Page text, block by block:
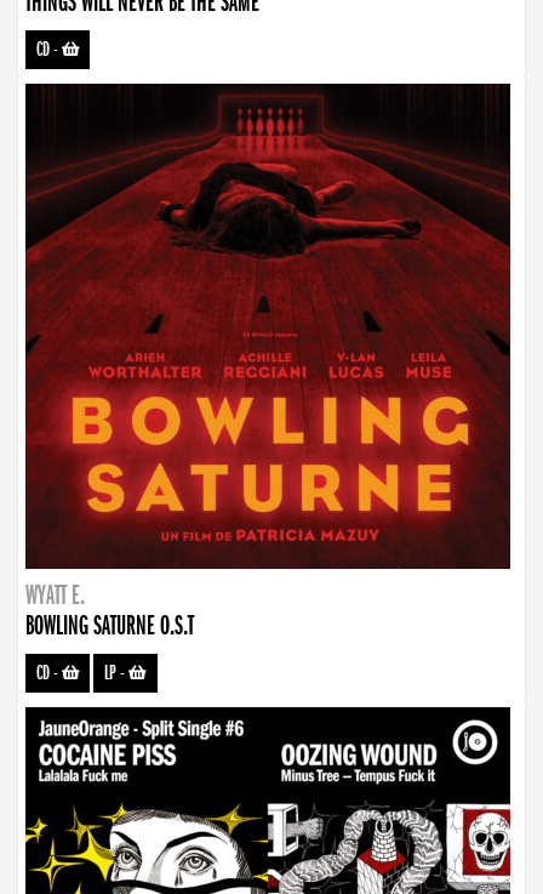
CD-
WYATT E.
BOWLING SATURNE O.S.T
CD- LP-